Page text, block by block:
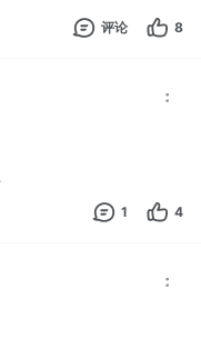
评论 8
1 4